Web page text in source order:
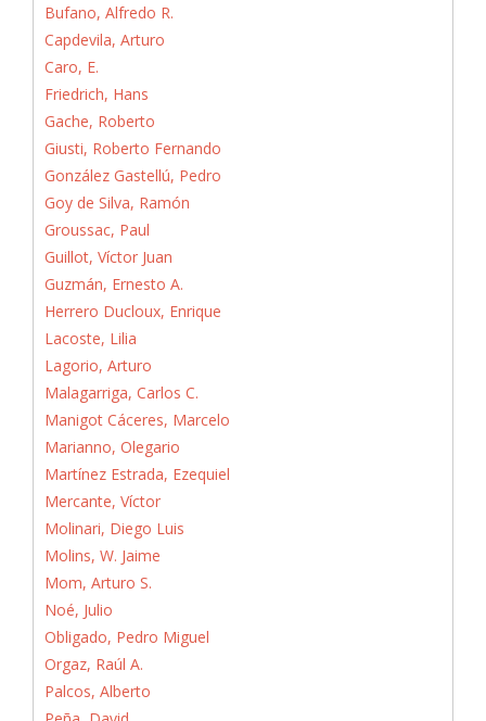
Bufano, Alfredo R.
Capdevila, Arturo
Caro, E.
Friedrich, Hans
Gache, Roberto
Giusti, Roberto Fernando
González Gastellú, Pedro
Goy de Silva, Ramón
Groussac, Paul
Guillot, Víctor Juan
Guzmán, Ernesto A.
Herrero Ducloux, Enrique
Lacoste, Lilia
Lagorio, Arturo
Malagarriga, Carlos C.
Manigot Cáceres, Marcelo
Marianno, Olegario
Martínez Estrada, Ezequiel
Mercante, Víctor
Molinari, Diego Luis
Molins, W. Jaime
Mom, Arturo S.
Noé, Julio
Obligado, Pedro Miguel
Orgaz, Raúl A.
Palcos, Alberto